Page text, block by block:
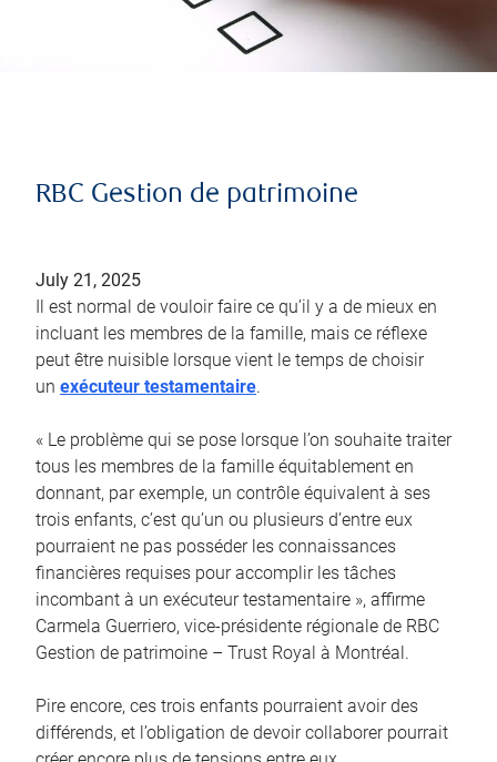
RBC Gestion de patrimoine
July 21, 2025
Il est normal de vouloir faire ce qu’il y a de mieux en
incluant les membres de la famille, mais ce réflexe
peut être nuisible lorsque vient le temps de choisir
un exécuteur testamentaire.
« Le problème qui se pose lorsque l’on souhaite traiter
tous les membres de la famille équitablement en
donnant, par exemple, un contrôle équivalent à ses
trois enfants, c’est qu’un ou plusieurs d’entre eux
pourraient ne pas posséder les connaissances
financières requises pour accomplir les tâches
incombant à un exécuteur testamentaire », affirme
Carmela Guerriero, vice-présidente régionale de RBC
Gestion de patrimoine – Trust Royal à Montréal.
Pire encore, ces trois enfants pourraient avoir des
différends, et l’obligation de devoir collaborer pourrait